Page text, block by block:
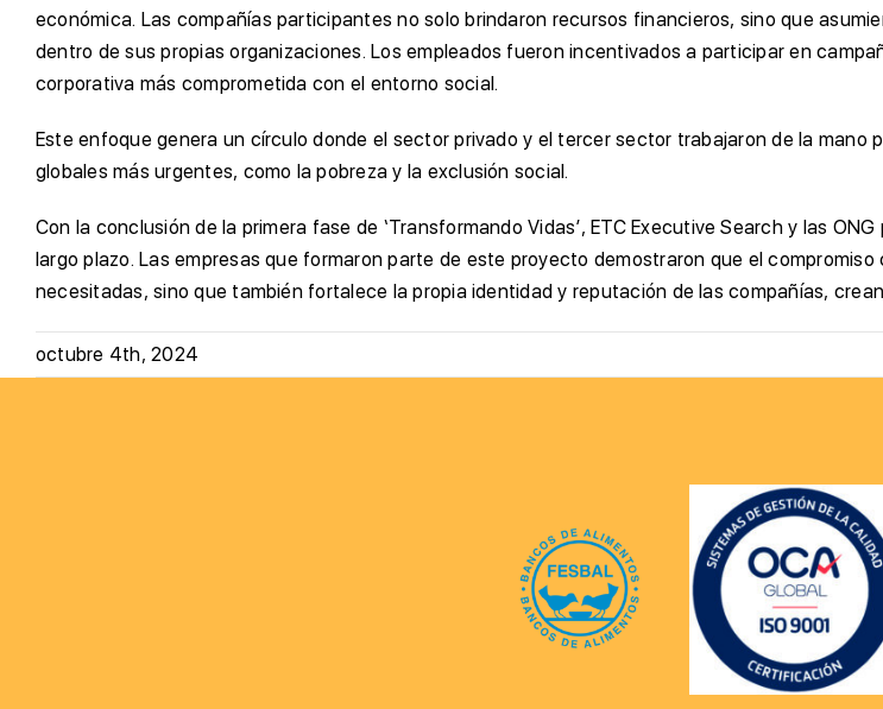
económica. Las compañías participantes no solo brindaron recursos financieros, sino que
dentro de sus propias organizaciones. Los empleados fueron incentivados a participar en
corporativa más comprometida con el entorno social.
Este enfoque genera un círculo donde el sector privado y el tercer sector trabajaron de la
globales más urgentes, como la pobreza y la exclusión social.
Con la conclusión de la primera fase de ‘Transformando Vidas’, ETC Executive Search y las
largo plazo. Las empresas que formaron parte de este proyecto demostraron que el
necesitadas, sino que también fortalece la propia identidad y reputación de las compañías,
octubre 4th, 2024